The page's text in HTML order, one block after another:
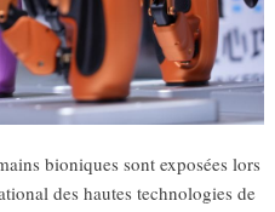
bioniques sont exposées lors
des hautes technologies de